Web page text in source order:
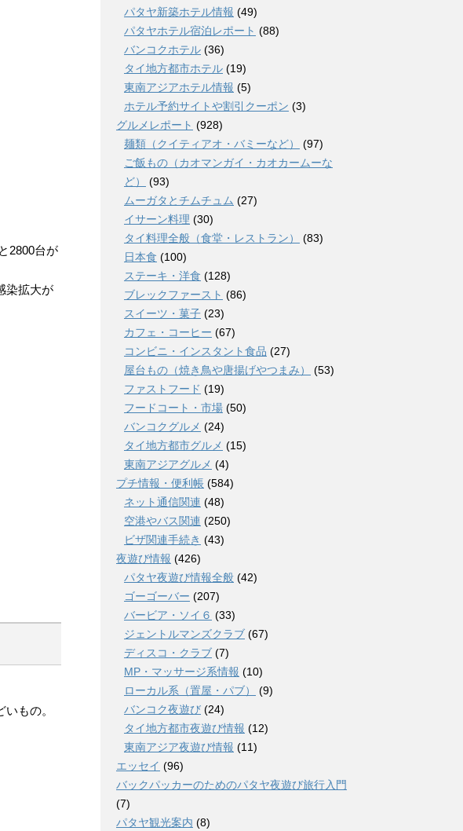
2800台が
染拡大が
もの。
パタヤ新築ホテル情報 (49)
パタヤホテル宿泊レポート (88)
バンコクホテル (36)
タイ地方都市ホテル (19)
東南アジアホテル情報 (5)
ホテル予約サイトや割引クーポン (3)
グルメレポート (928)
麺類（クイティアオ・バミーなど）
(97)
ご飯もの（カオマンガイ・カオカームーな
ど）
(93)
ムーガタとチムチュム (27)
イサーン料理 (30)
タイ料理全般（食堂・レストラン）
(83)
日本食 (100)
ステーキ・洋食 (128)
ブレックファースト (86)
スイーツ・菓子 (23)
カフェ・コーヒー (67)
コンビニ・インスタント食品 (27)
屋台もの（焼き鳥や唐揚げやつまみ）
(53)
ファストフード (19)
フードコート・市場 (50)
バンコクグルメ (24)
タイ地方都市グルメ (15)
東南アジアグルメ (4)
プチ情報・便利帳 (584)
ネット通信関連 (48)
空港やバス関連 (250)
ビザ関連手続き (43)
夜遊び情報 (426)
パタヤ夜遊び情報全般 (42)
ゴーゴーバー (207)
バービア・ソイ６ (33)
ジェントルマンズクラブ (67)
ディスコ・クラブ (7)
MP・マッサージ系情報 (10)
ローカル系（置屋・パブ）
(9)
バンコク夜遊び (24)
タイ地方都市夜遊び情報 (12)
東南アジア夜遊び情報 (11)
エッセイ (96)
バックパッカーのためのパタヤ夜遊び旅行入門
(7)
パタヤ観光案内 (8)